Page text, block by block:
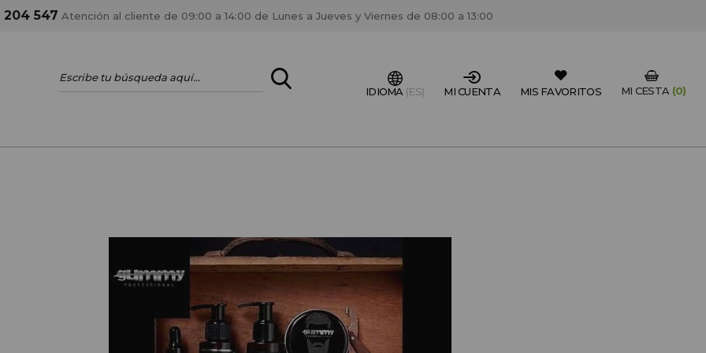
ENTRAR
como tal y disfrutar de descuentos y promociones exclusivas.
204 547 Atención al cliente de 09:00 a 14:00 de Lunes a Jueves y Viernes de 08:00 a 13:00
MI CESTA (0)
MIS FAVORITOS
MI CUENTA
IDIOMA (ES)